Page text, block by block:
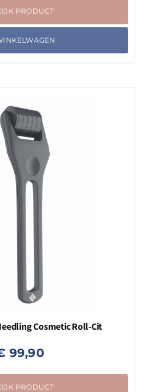
PRODUCT
Cosmetic Roll-Cit
99,90
PRODUCT